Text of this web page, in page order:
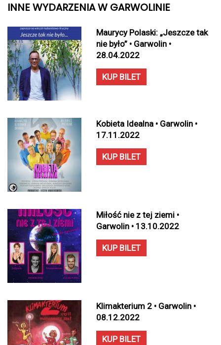
INNE WYDARZENIA W GARWOLINIE
Maurycy Polaski: „Jeszcze tak
nie było” • Garwolin •
28.04.2022
KUP BILET
Kobieta Idealna • Garwolin •
17.11.2022
KUP BILET
Miłość nie z tej ziemi •
Garwolin • 13.10.2022
KUP BILET
Klimakterium 2 • Garwolin •
08.12.2022
KUP BILET